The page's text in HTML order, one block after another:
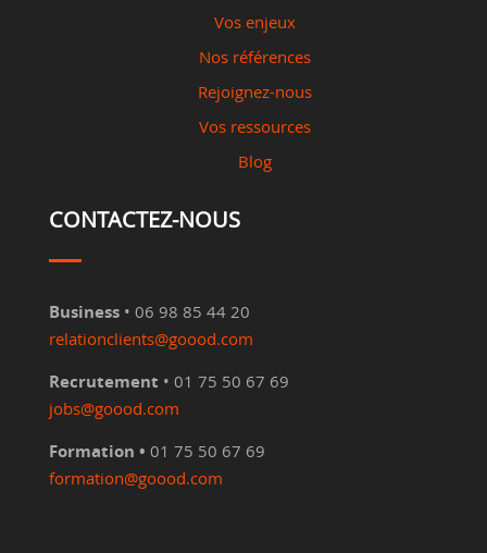
Vos enjeux
Nos références
Rejoignez-nous
Vos ressources
Blog
CONTACTEZ-NOUS
Business • 06 98 85 44 20
relationclients@goood.com
Recrutement • 01 75 50 67 69
jobs@goood.com
Formation • 01 75 50 67 69
formation@goood.com